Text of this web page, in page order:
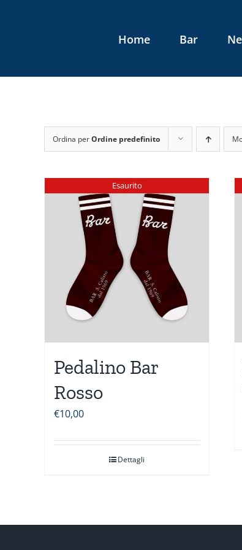
Home Bar
Ordina perOrdine predefinito
Esaurito
Pedalino Bar
Rosso
€10,00
Dettagli